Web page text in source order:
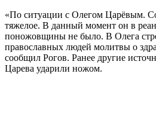
«По ситуации с Олегом Царёвым.
тяжелое. В данный момент он в
поножовщины не было. В Олега
православных людей молитвы о
сообщил Рогов. Ранее другие
Царева ударили ножом.